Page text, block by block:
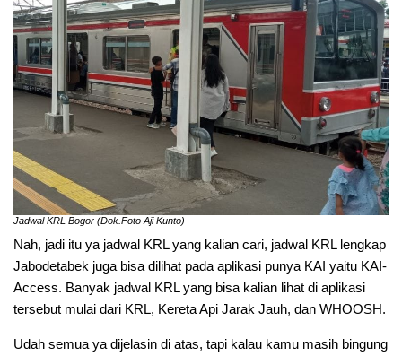
Jadwal KRL Bogor (Dok.Foto Aji Kunto)
Nah, jadi itu ya jadwal KRL yang kalian cari, jadwal KRL lengkap
Jabodetabek juga bisa dilihat pada aplikasi punya KAI yaitu KAI-
Access. Banyak jadwal KRL yang bisa kalian lihat di aplikasi
tersebut mulai dari KRL, Kereta Api Jarak Jauh, dan WHOOSH.
Udah semua ya dijelasin di atas, tapi kalau kamu masih bingung